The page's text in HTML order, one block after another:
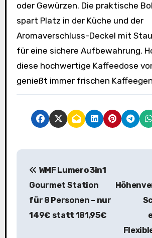
oder Gewürzen. Die praktische
spart Platz in der Küche und der
Aromaverschluss-Deckel mit
für eine sichere Aufbewahrung.
diese hochwertige Kaffeedose
genießt immer frischen
B
WMF Lumero 3in1
Gourmet Station
für 8 Personen – nur
149€ statt 181,95€